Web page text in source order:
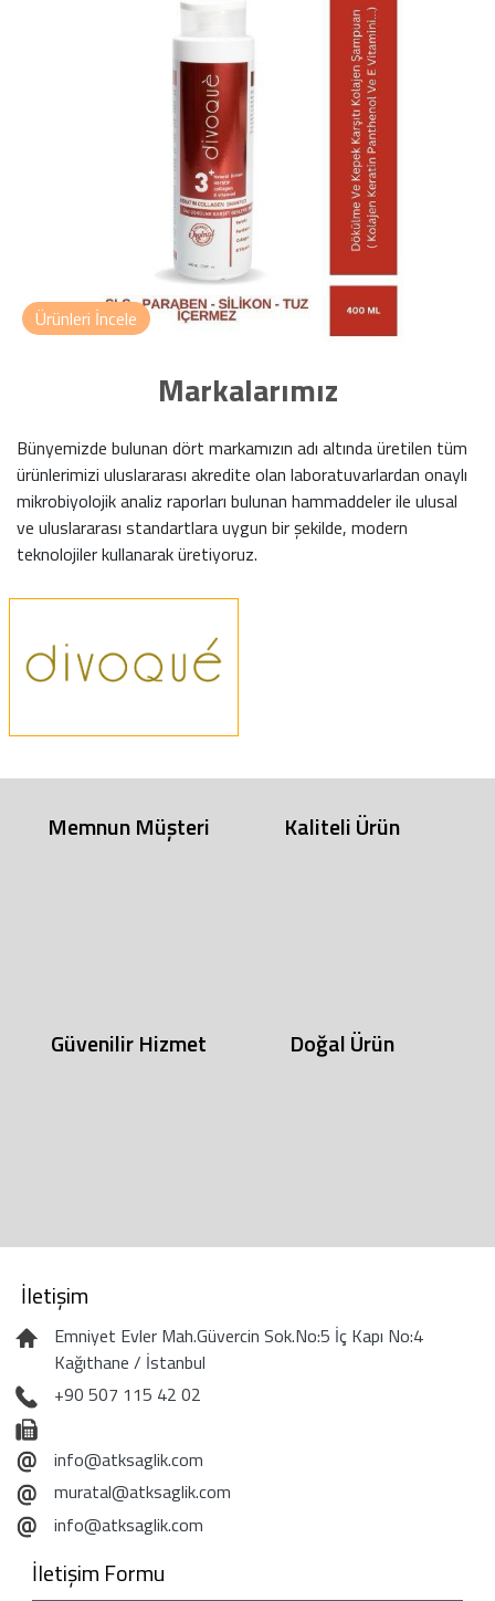
Ürünleri İncele
Markalarımız
Bünyemizde bulunan dört markamızın adı altında üretilen tüm
ürünlerimizi uluslararası akredite olan laboratuvarlardan onaylı
mikrobiyolojik analiz raporları bulunan hammaddeler ile ulusal
ve uluslararası standartlara uygun bir şekilde, modern
teknolojiler kullanarak üretiyoruz.
Memnun Müşteri Kaliteli Ürün
Güvenilir Hizmet Doğal Ürün
İletişim
Emniyet Evler Mah.Güvercin Sok.No:5 İç Kapı No:4
Kağıthane / İstanbul
+90 507 115 42 02
info@atksaglik.com
muratal@atksaglik.com
info@atksaglik.com
İletişim Formu